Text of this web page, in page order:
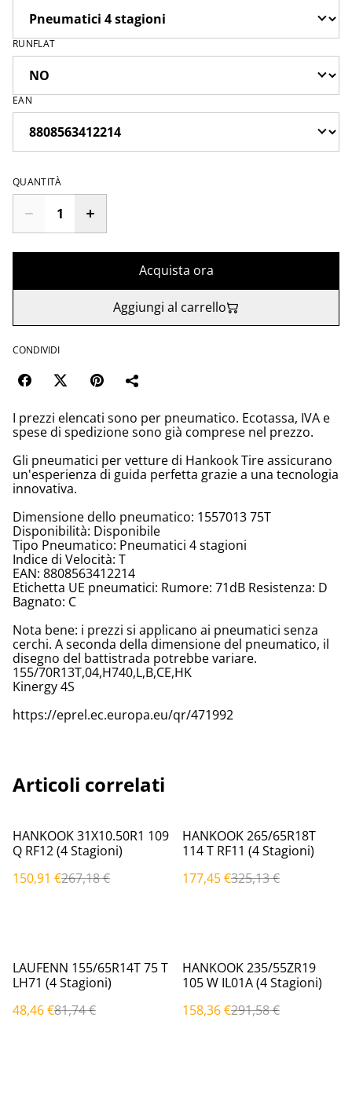
RUNFLAT
EAN
QUANTITÀ
Acquista ora
Aggiungi al carrello
CONDIVIDI
I prezzi elencati sono per pneumatico. Ecotassa, IVA e
spese di spedizione sono già comprese nel prezzo.
Gli pneumatici per vetture di Hankook Tire assicurano
un'esperienza di guida perfetta grazie a una tecnologia
innovativa.
Dimensione dello pneumatico: 1557013 75T
Disponibilità: Disponibile
Tipo Pneumatico: Pneumatici 4 stagioni
Indice di Velocità: T
EAN: 8808563412214
Etichetta UE pneumatici: Rumore: 71dB Resistenza: D
Bagnato: C
Nota bene: i prezzi si applicano ai pneumatici senza
cerchi. A seconda della dimensione del pneumatico, il
disegno del battistrada potrebbe variare.
155/70R13T,04,H740,L,B,CE,HK
Kinergy 4S
https://eprel.ec.europa.eu/qr/471992
Articoli correlati
%
HANKOOK 31X10.50R1 109
Q RF12 (4 Stagioni)
150,91 €267,18 €
%
HANKOOK 265/65R18T
114 T RF11 (4 Stagioni)
177,45 €325,13 €
%
LAUFENN 155/65R14T 75 T
LH71 (4 Stagioni)
48,46 €81,74 €
%
HANKOOK 235/55ZR19
105 W IL01A (4 Stagioni)
158,36 €291,58 €